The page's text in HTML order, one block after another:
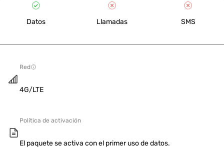
Datos Llamadas SMS
Red
4G/LTE
Política de activación
El paquete se activa con el primer uso de datos.